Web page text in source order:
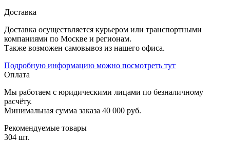
Доставка
Доставка осуществляется курьером или транспортными
компаниями по Москве и регионам.
Также возможен самовывоз из нашего офиса.
Подробную информацию можно посмотреть тут
Оплата
Мы работаем с юридическими лицами по безналичному
расчёту.
Минимальная сумма заказа 40 000 руб.
Рекомендуемые товары
304 шт.